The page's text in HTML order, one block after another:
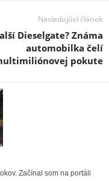
Nasledujúci článok
Dieselgate? Známa
automobilka čelí
pokute
Začínal som na portáli